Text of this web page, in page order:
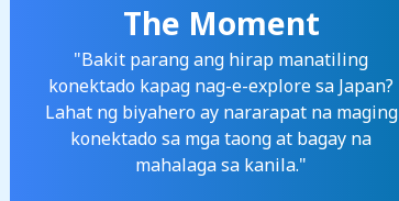
The Moment
"Bakit parang ang hirap manatiling
konektado kapag nag-e-explore sa Japan?
Lahat ng biyahero ay nararapat na maging
konektado sa mga taong at bagay na
mahalaga sa kanila."